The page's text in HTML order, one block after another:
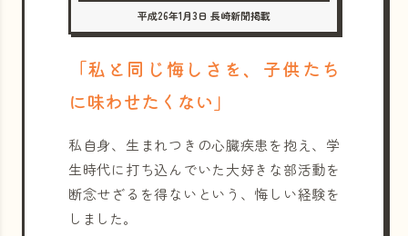
平成26年1月3日 長崎新聞掲載
「私と同じ悔しさを、子供たち
に味わせたくない」
私自身、生まれつきの心臓疾患を抱え、学
生時代に打ち込んでいた大好きな部活動を
断念せざるを得ないという、悔しい経験を
しました。